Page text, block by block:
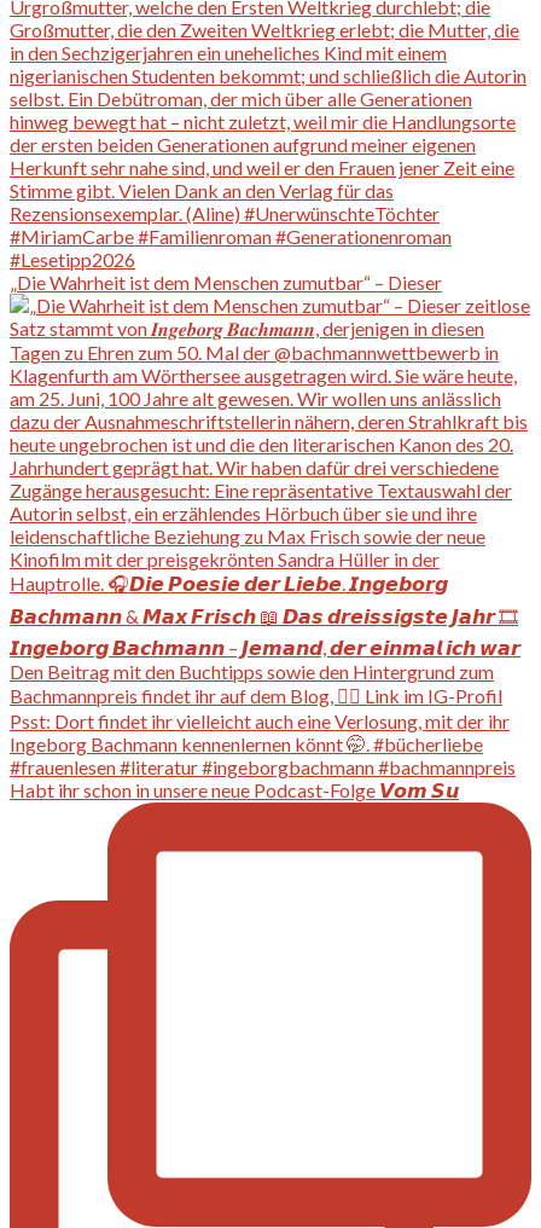
„Die Wahrheit ist dem Menschen zumutbar“ – Dieser
Habt ihr schon in unsere neue Podcast-Folge 𝙑𝙤𝙢 𝙎𝙪